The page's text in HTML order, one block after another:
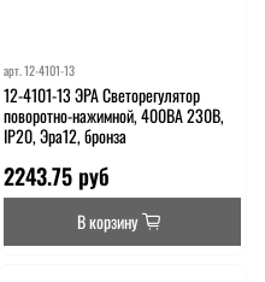
арт.12-4101-13
12-4101-13 ЭРА Светорегулятор
поворотно-нажимной, 400ВА 230В,
IP20, Эра12, бронза
2243.75 руб
В корзину